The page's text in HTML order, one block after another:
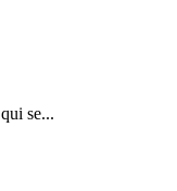
se...